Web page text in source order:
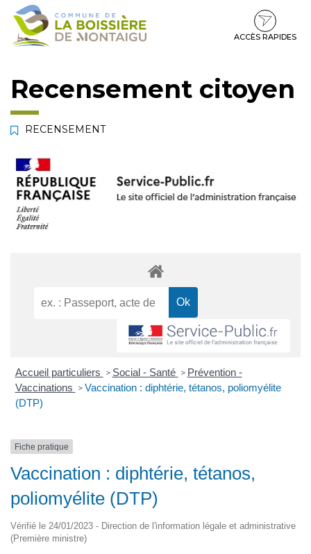
Gestion des traceurs
Aller
Aller
contenu
Aller
pied
ACCÈS RAPIDES
Recensement citoyen
RECENSEMENT
Accueil particuliers > Social - Santé > Prévention -
Vaccinations > Vaccination : diphtérie, tétanos, poliomyélite
(DTP)
Fiche pratique
Vaccination : diphtérie, tétanos,
poliomyélite (DTP)
Vérifié le 24/01/2023 - Direction de l'information légale et administrative
(Première ministre)